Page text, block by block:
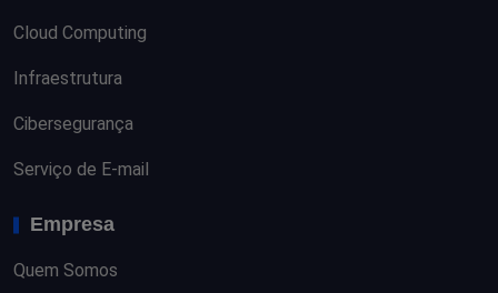
Cloud Computing
Infraestrutura
Cibersegurança
Serviço de E-mail
Empresa
Quem Somos